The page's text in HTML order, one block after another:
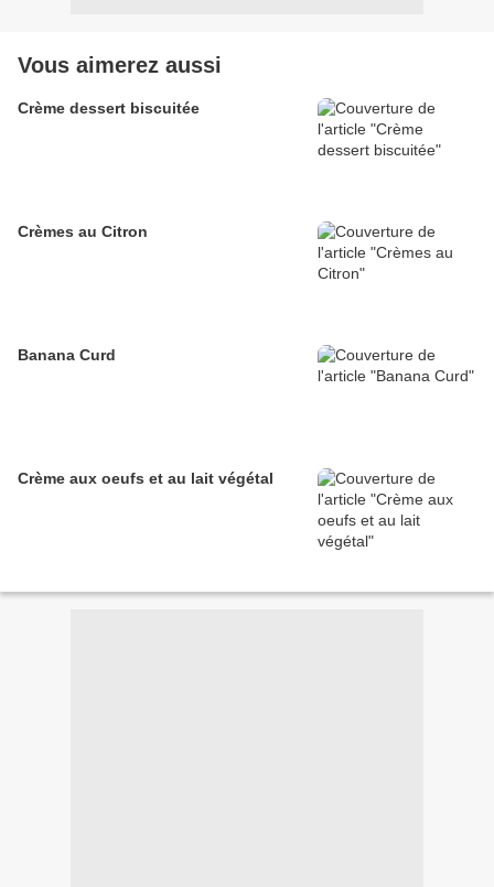
Vous aimerez aussi
Crème dessert biscuitée
Crèmes au Citron
Banana Curd
Crème aux oeufs et au lait végétal